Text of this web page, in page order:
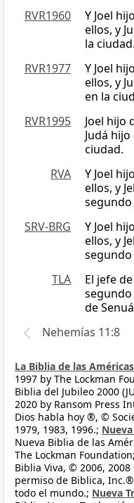
RVR1960
Y Joel
ellos, y
la ciudad.
RVR1977
Y Joel
ellos, y
en la
RVR1995
Joel hijo
Judá
ciudad.
RVA
Y Joel
ellos, y
segundo
SRV-BRG
Y Joel
ellos, y
segundo
TLA
El jefe
segundo
de
Nehemías 11:8
La Biblia de las Américas
1997 by The Lockman
Biblia del Jubileo 2000
2020 by Ransom Press
Dios habla hoy ®, ©
1979, 1983, 1996.;
Nueva Biblia de las
The Lockman Foundation;
Biblia Viva, © 2006,
permiso de Biblica,
todo el mundo.; Nueva